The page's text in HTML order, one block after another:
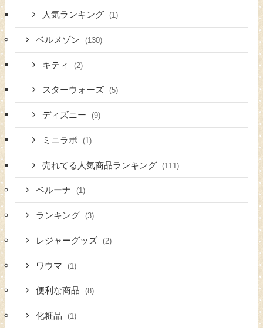
人気ランキング (1)
ベルメゾン (130)
キティ (2)
スターウォーズ (5)
ディズニー (9)
ミニラボ (1)
売れてる人気商品ランキング (111)
ベルーナ (1)
ランキング (3)
レジャーグッズ (2)
ワウマ (1)
便利な商品 (8)
化粧品 (1)